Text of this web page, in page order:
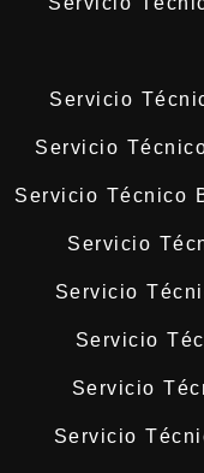
Servicio
Servicio
Servicio Técnico
Servicio
Servicio
Servicio
Servicio
Servicio